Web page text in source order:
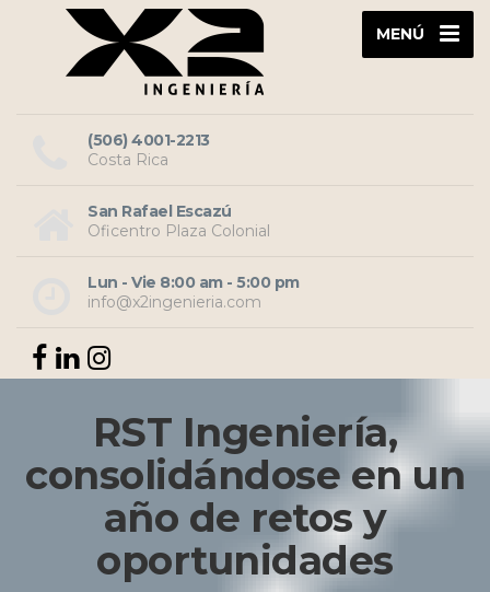
MENÚ
(506) 4001-2213
Costa Rica
San Rafael Escazú
Oficentro Plaza Colonial
Lun - Vie 8:00 am - 5:00 pm
info@x2ingenieria.com
RST Ingeniería,
consolidándose en un
año de retos y
oportunidades